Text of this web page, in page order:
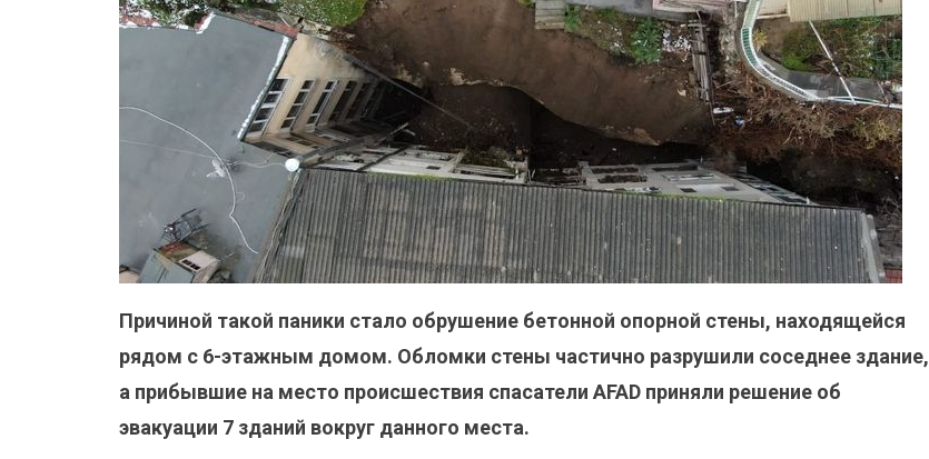
Причиной такой паники стало обрушение бетонной опорной стены, находящейся
рядом с 6-этажным домом. Обломки стены частично разрушили соседнее здание,
а прибывшие на место происшествия спасатели AFAD приняли решение об
эвакуации 7 зданий вокруг данного места.